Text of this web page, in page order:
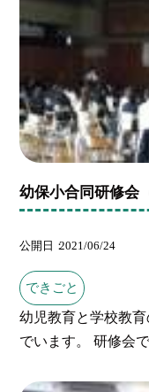
幼保小合同研修会
公開日 2021/06/24
できごと
幼児教育と学校教
でいます。 研修会